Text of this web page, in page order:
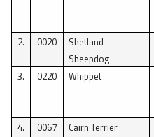
2.
0020
Shetland
Sheepdog
3.
0220 Whippet
4.
0067 Cairn Terrier